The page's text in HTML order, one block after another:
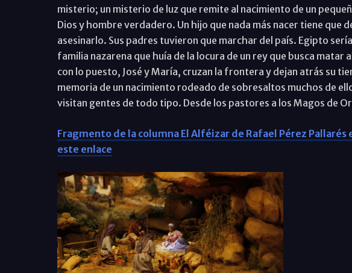
misterio; un misterio de luz que remite al nacimiento de un
Dios y hombre verdadero. Un hijo que nada más nacer tiene que
asesinarlo. Sus padres tuvieron que marchar del país. Egipto
familia nazarena que huía de la locura de un rey que busca
con lo puesto, José y María, cruzan la frontera y dejan atrás su
memoria de un nacimiento rodeado de sobresaltos muchos de
visitan gentes de todo tipo. Desde los pastores a los Magos de
Fragmento de la columna El Alféizar de Rafael Pérez
este enlace